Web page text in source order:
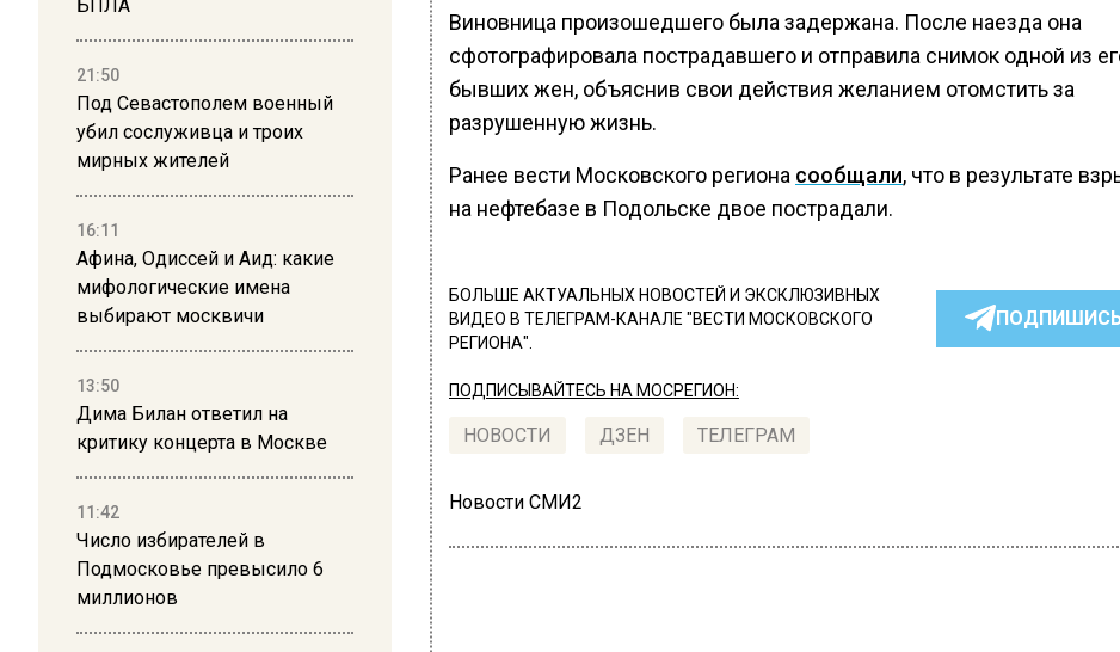
БПЛА
21:50
Под Севастополем военный
убил сослуживца и троих
мирных жителей
16:11
Афина, Одиссей и Аид: какие
мифологические имена
выбирают москвичи
13:50
Дима Билан ответил на
критику концерта в Москве
11:42
Число избирателей в
Подмосковье превысило 6
миллионов
Виновница произошедшего была задержана. После наезда она
сфотографировала пострадавшего и отправила снимок одной из
бывших жен, объяснив свои действия желанием отомстить за
разрушенную жизнь.
Ранее вести Московского региона сообщали, что в результате
на нефтебазе в Подольске двое пострадали.
БОЛЬШЕ АКТУАЛЬНЫХ НОВОСТЕЙ И ЭКСКЛЮЗИВНЫХ
ВИДЕО В ТЕЛЕГРАМ-КАНАЛЕ "ВЕСТИ МОСКОВСКОГО
РЕГИОНА".
ПОДПИСЫВАЙТЕСЬ НА МОСРЕГИОН:
НОВОСТИ ДЗЕН ТЕЛЕГРАМ
Новости СМИ2